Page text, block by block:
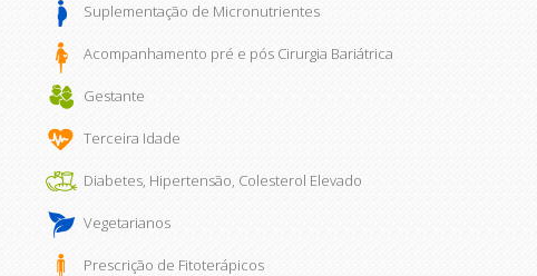
Suplementação de Micronutrientes
Acompanhamento pré e pós Cirurgia Bariátrica
Gestante
Terceira Idade
Diabetes, Hipertensão, Colesterol Elevado
Vegetarianos
Prescrição de Fitoterápicos